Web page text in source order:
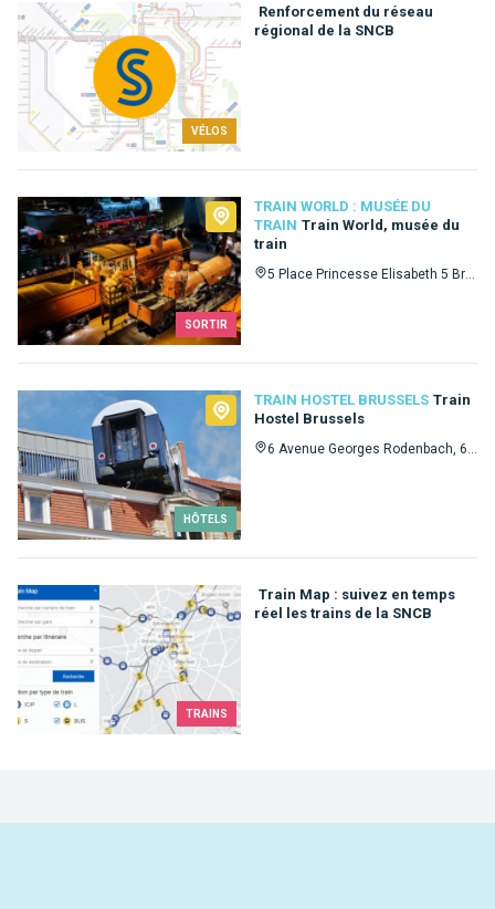
VÉLOS
Renforcement du réseau
régional de la SNCB
SORTIR
TRAIN WORLD : MUSÉE DU
TRAIN Train World, musée du
train
5 Place Princesse Elisabeth 5 Bruxelles 1030
HÔTELS
TRAIN HOSTEL BRUSSELS Train
Hostel Brussels
6 Avenue Georges Rodenbach, 6 1030
TRAINS
Train Map : suivez en temps
réel les trains de la SNCB